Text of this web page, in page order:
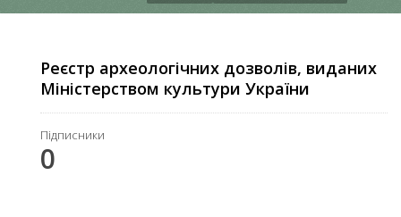
Реєстр археологічних дозволів, виданих
Міністерством культури України
Підписники
0